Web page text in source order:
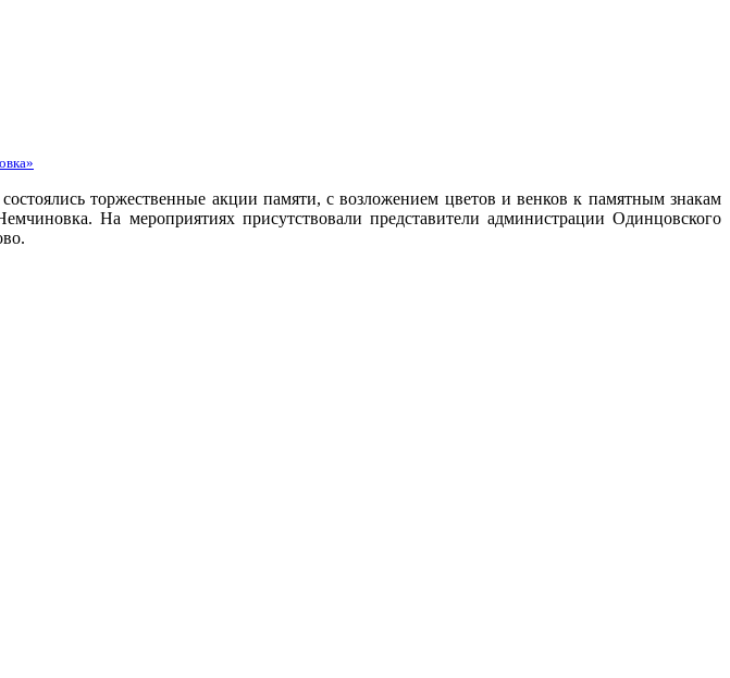
торжественные акции памяти, с возложением цветов и венков к памятным знакам
На мероприятиях присутствовали представители администрации Одинцовского